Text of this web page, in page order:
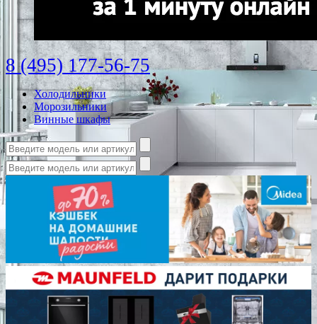
8 (495) 177-56-75
Холодильники
Морозильники
Винные шкафы